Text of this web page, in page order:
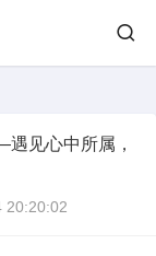
见心中所属，
20:20:02